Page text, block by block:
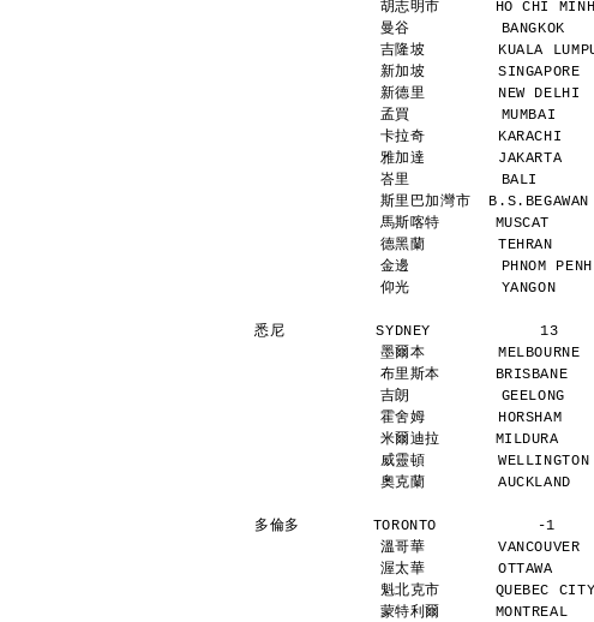
胡志明市      HO CHI
曼谷
吉隆坡        KUALA
新加坡
新德里        NEW
孟買
卡拉奇
雅加達
峇里          BALI
斯里巴加灣市
馬斯喀特
德黑蘭        TEHRAN
金邊          PHNOM
仰光          YANGON
悉尼          SYDNEY            13
墨爾本
布里斯本
吉朗
霍舍姆
米爾迪拉
威靈頓
奧克蘭
多倫多        TORONTO           -1
溫哥華
渥太華
魁北克市
蒙特利爾